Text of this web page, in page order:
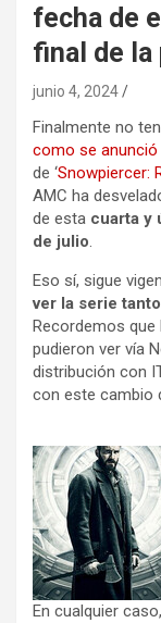
fecha de
final de
junio 4, 2024
Finalmente no
como se anunció
de ‘Snowpiercer:
AMC ha
de esta cuarta y
de julio.
Eso sí, sigue
ver la serie
Recordemos
pudieron ver vía
distribución con
con este cambio
En cualquier